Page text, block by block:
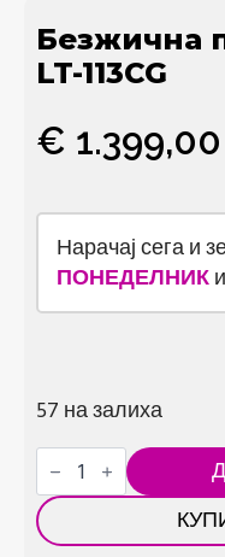
Безжична
LT-113CG
€ 1.399,00
Нарачај сега и
ПОНЕДЕЛНИК и
57 на залиха
Безжична
правосмукалка
LT-
113CG
количина